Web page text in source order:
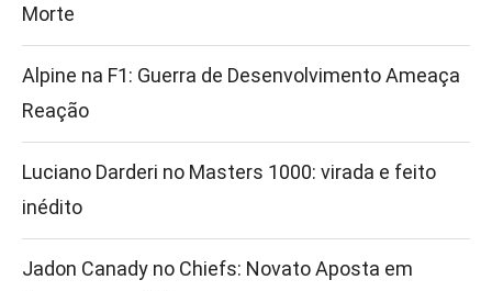
Morte
Alpine na F1: Guerra de Desenvolvimento Ameaça
Reação
Luciano Darderi no Masters 1000: virada e feito
inédito
Jadon Canady no Chiefs: Novato Aposta em